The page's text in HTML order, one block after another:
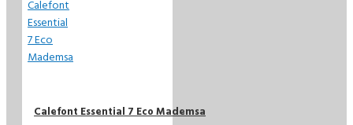
Calefont Essential 7 Eco Mademsa